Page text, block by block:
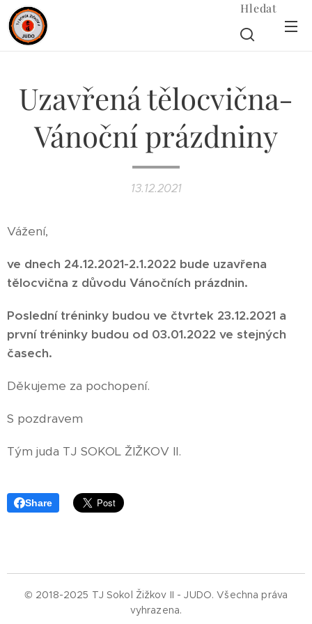
Hledat
Uzavřená tělocvična-
Vánoční prázdniny
13.12.2021
Vážení,
ve dnech 24.12.2021-2.1.2022 bude uzavřena
tělocvična z důvodu Vánočních prázdnin.
Poslední tréninky budou ve čtvrtek 23.12.2021 a
první tréninky budou od 03.01.2022 ve stejných
časech.
Děkujeme za pochopení.
S pozdravem
Tým juda TJ SOKOL ŽIŽKOV II.
Share
© 2018-2025 TJ Sokol Žižkov II - JUDO. Všechna práva
vyhrazena.